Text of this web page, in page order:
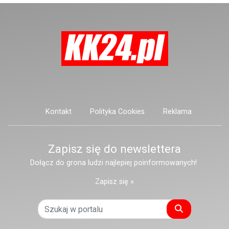
Kontakt Polityka Cookies Reklama
Zapisz się do newslettera
Dołącz do grona ludzi najlepiej poinformowanych!
Zapisz się »
Szukaj